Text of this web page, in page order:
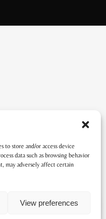
to store and/or access device
data such as browsing behavior
may adversely affect certain
View preferences